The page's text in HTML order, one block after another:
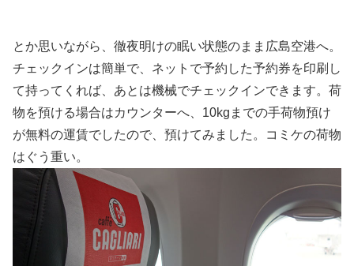
とか思いながら、徹夜明けの眠い状態のまま広島空港へ。
チェックインは簡単で、ネットで予約した予約券を印刷し
て持ってくれば、あとは機械でチェックインできます。荷
物を預ける場合はカウンターへ、10kgまでの手荷物預け
が無料の運賃でしたので、預けてみました。コミケの荷物
はぐう重い。